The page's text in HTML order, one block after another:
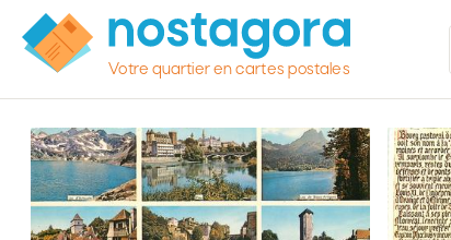
Votre quartier en cartes postales